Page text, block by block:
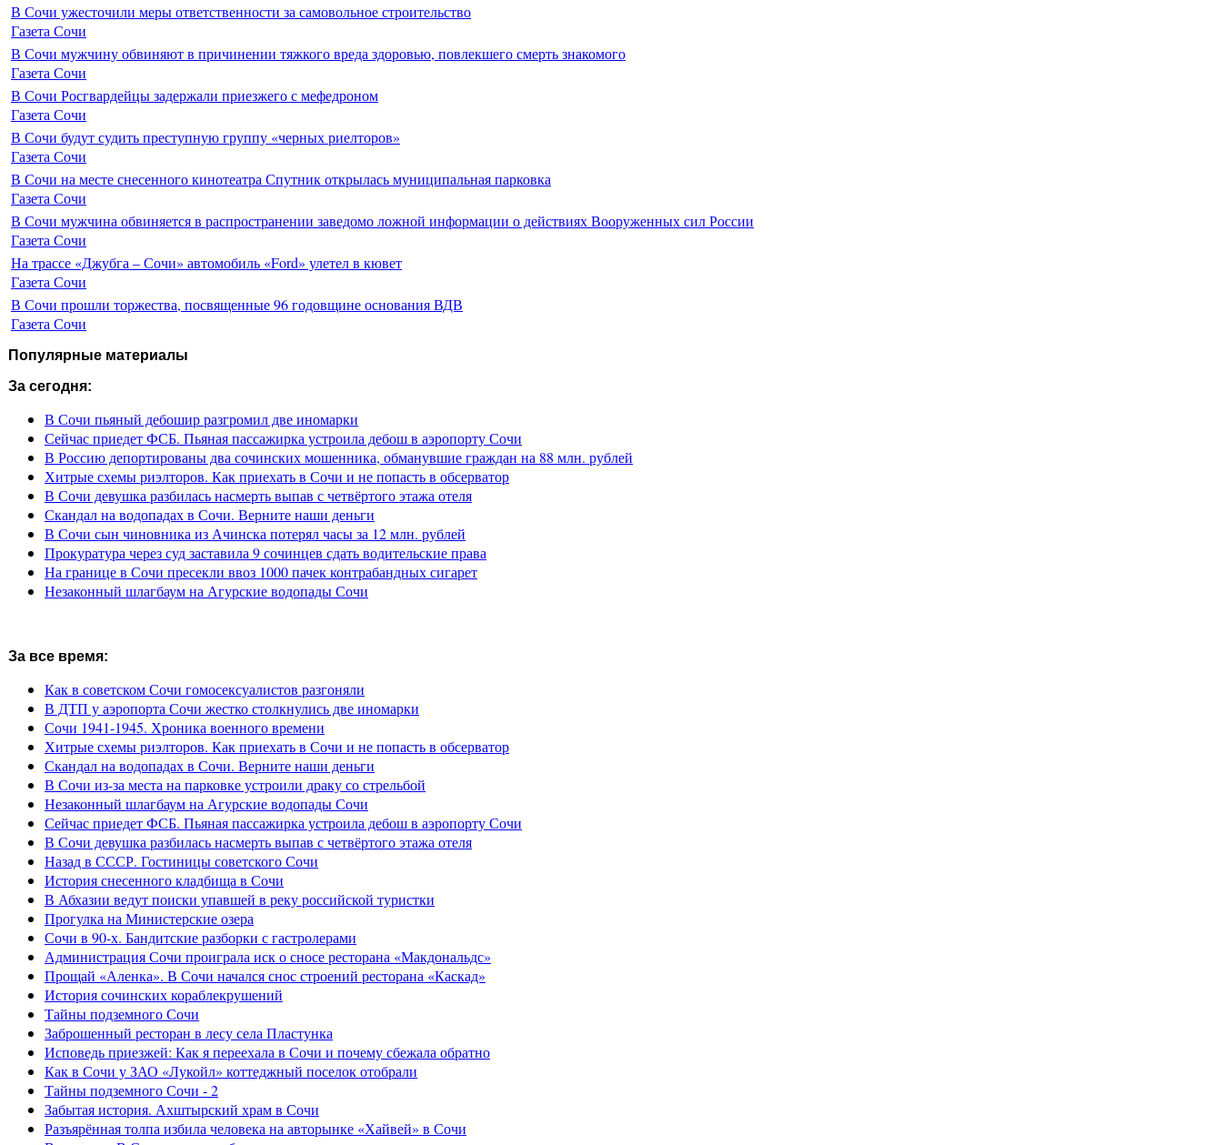
В Сочи ужесточили меры ответственности за самовольное строительство
Газета Сочи
В Сочи мужчину обвиняют в причинении тяжкого вреда здоровью, повлекшего смерть знакомого
Газета Сочи
В Сочи Росгвардейцы задержали приезжего с мефедроном
Газета Сочи
В Сочи будут судить преступную группу «черных риелторов»
Газета Сочи
В Сочи на месте снесенного кинотеатра Спутник открылась муниципальная парковка
Газета Сочи
В Сочи мужчина обвиняется в распространении заведомо ложной информации о действиях Вооруженных сил России
Газета Сочи
На трассе «Джубга – Сочи» автомобиль «Ford» улетел в кювет
Газета Сочи
В Сочи прошли торжества, посвященные 96 годовщине основания ВДВ
Газета Сочи
Популярные материалы
За сегодня:
В Сочи пьяный дебошир разгромил две иномарки
Сейчас приедет ФСБ. Пьяная пассажирка устроила дебош в аэропорту Сочи
В Россию депортированы два сочинских мошенника, обманувшие граждан на 88 млн. рублей
Хитрые схемы риэлторов. Как приехать в Сочи и не попасть в обсерватор
В Сочи девушка разбилась насмерть выпав с четвёртого этажа отеля
Скандал на водопадах в Сочи. Верните наши деньги
В Сочи сын чиновника из Ачинска потерял часы за 12 млн. рублей
Прокуратура через суд заставила 9 сочинцев сдать водительские права
На границе в Сочи пресекли ввоз 1000 пачек контрабандных сигарет
Незаконный шлагбаум на Агурские водопады Сочи
За все время:
Как в советском Сочи гомосексуалистов разгоняли
В ДТП у аэропорта Сочи жестко столкнулись две иномарки
Сочи 1941-1945. Хроника военного времени
Хитрые схемы риэлторов. Как приехать в Сочи и не попасть в обсерватор
Скандал на водопадах в Сочи. Верните наши деньги
В Сочи из-за места на парковке устроили драку со стрельбой
Незаконный шлагбаум на Агурские водопады Сочи
Сейчас приедет ФСБ. Пьяная пассажирка устроила дебош в аэропорту Сочи
В Сочи девушка разбилась насмерть выпав с четвёртого этажа отеля
Назад в СССР. Гостиницы советского Сочи
История снесенного кладбища в Сочи
В Абхазии ведут поиски упавшей в реку российской туристки
Прогулка на Министерские озера
Сочи в 90-х. Бандитские разборки с гастролерами
Администрация Сочи проиграла иск о сносе ресторана «Макдональдс»
Прощай «Аленка». В Сочи начался снос строений ресторана «Каскад»
История сочинских кораблекрушений
Тайны подземного Сочи
Заброшенный ресторан в лесу села Пластунка
Исповедь приезжей: Как я переехала в Сочи и почему сбежала обратно
Как в Сочи у ЗАО «Лукойл» коттеджный поселок отобрали
Тайны подземного Сочи - 2
Забытая история. Ахштырский храм в Сочи
Разъярённая толпа избила человека на авторынке «Хайвей» в Сочи